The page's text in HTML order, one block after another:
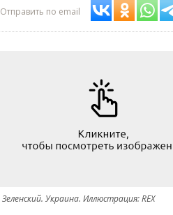
Отправить по email
Зеленский. Украина. Иллюстрация: REX